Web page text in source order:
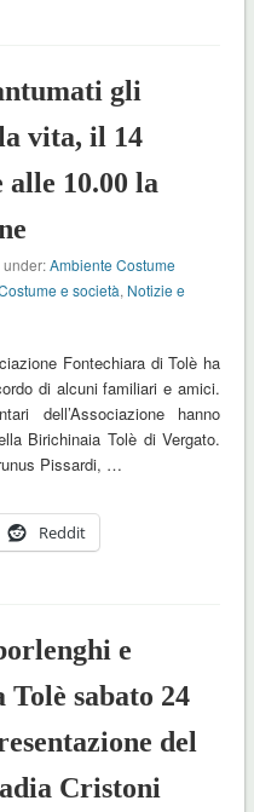
gli
vita, il 14
alle 10.00 la
under:Ambiente Costume
e società, Notizie e
Fontechiara di Tolè ha
di alcuni familiari e amici.
dell’Associazione hanno
Birichinaia Tolè di Vergato.
Pissardi, …
Reddit
e
sabato 24
del
Cristoni